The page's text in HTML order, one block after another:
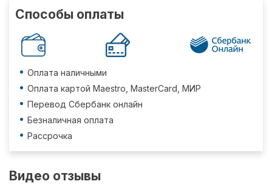
Способы оплаты
Оплата наличными
Оплата картой Maestro, MasterCard, МИР
Перевод Сбербанк онлайн
Безналичная оплата
Рассрочка
Видео отзывы